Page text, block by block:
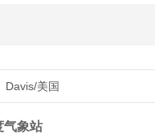
Davis/美国
气象站